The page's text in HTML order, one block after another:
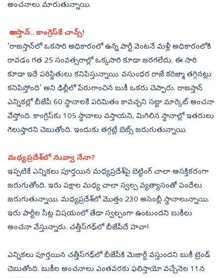
అంచనాలు మారుతున్నాయి.
రాజస్తాన్‌.. కాంగ్రెస్‌కే చాన్స్‌!
‘రాజస్తాన్‌లో ఒకసారి అధికారంలో ఉన్న పార్టీ వెంటనే మళ్లీ అధికారంలోకి
రావడం గత 25 సంవత్సరాల్లో ఒక్కసారి కూడా జరగలేదు. ఈ సారి
కూడా ఇదే పరిస్థితులు కనిపిస్తున్నాయి. వసుంధర రాజే కరిజ్మా తగ్గినట్లు
కనిపిస్తోంది’ అని ఢిల్లీలో పేరుగాంచిన బుకీ ఒకరు చెప్పారు. రాజస్తాన్‌
ఎన్నికల్లో బీజేపీ 60 స్థానాలకే పరిమితం కావచ్చని సట్టా మార్కెట్‌ అంచనా
వేస్తోంది. కాంగ్రెస్‌కు 105 స్థానాలు వస్తాయని, మిగిలిన స్థానాల్లో ఇతరులు
గెలుస్తారని చెబుతోంది. ఇందుకు తగ్గట్లే బెట్స్‌ జరుగుతున్నాయి.
మధ్యప్రదేశ్‌లో నువ్వా నేనా?
ఇప్పటికే ఎన్నికలు పూర్తయిన మధ్యప్రదేశ్‌పై బెట్టింగ్‌ చాలా ఆసక్తికరంగా
జరుగుతోంది. ఇరు పక్షాల మధ్య చాలా స్వల్ప వ్యత్యాసంతో పందేలు
జరుగుతున్నాయి. మధ్యప్రదేశ్‌లో మొత్తం 230 అసెంబ్లీ స్థానాలున్నాయి.
ఇరు పార్టీల సీట్ల విషయంలో తేడా స్వల్పంగా ఉంటుందని బుకీలు
అంచనా వేస్తున్నారు. చత్తీస్‌గఢ్‌లో బీజేపీదే హవా!
ఎన్నికలు పూర్తయిన చత్తీస్‌గఢ్‌లో బీజేపీకి మెజార్టీ వస్తుందని బుకీ ట్రెండ్‌
చెబుతోంది. బుకీల అంచనాలు ఎంతవరకు ఫలిస్తాయో వచ్చేనెల 11న